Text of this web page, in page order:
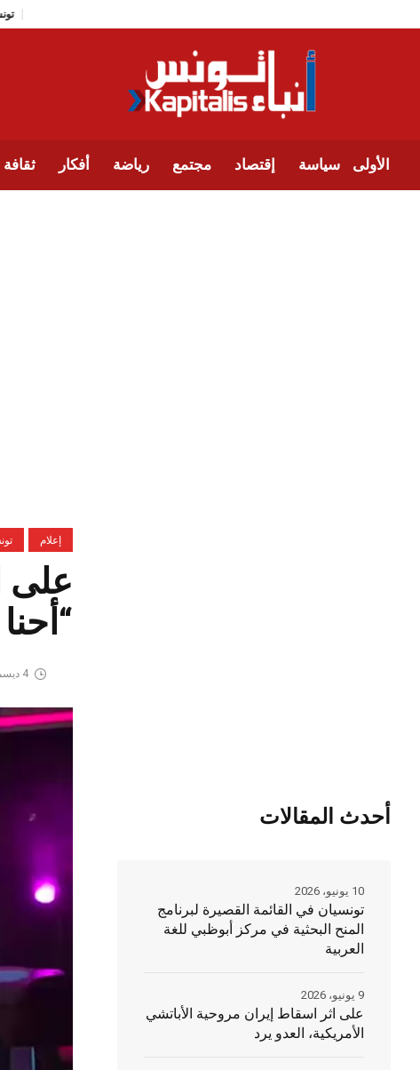
الأولى سياسة إقتصاد مجتمع رياضة أفكار ثقافة
إعلام
على
“أحنا
4 ديسمبر، 2023
أحدث المقالات
تونسيان في القائمة القصيرة لبرنامج
المنح البحثية في مركز أبوظبي للغة
العربية
10 يونيو، 2026
على اثر اسقاط إيران مروحية الأباتشي
الأمريكية، العدو يرد
9 يونيو، 2026